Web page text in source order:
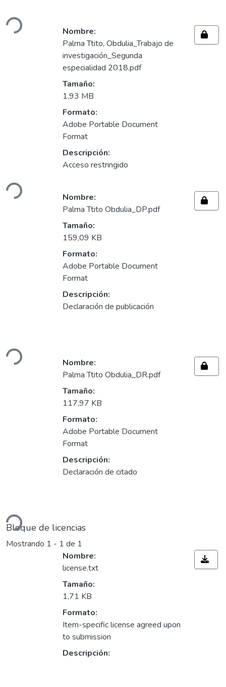
Cargando...
Cargando...
Nombre:
Palma Ttito, Obdulia_Trabajo de
investigación_Segunda
especialidad 2018.pdf
Tamaño:
1,93 MB
Formato:
Adobe Portable Document
Format
Descripción:
Acceso restringido
Cargando...
Nombre:
Palma Ttito Obdulia_DP.pdf
Tamaño:
159,09 KB
Formato:
Adobe Portable Document
Format
Descripción:
Declaración de publicación
Cargando...
Nombre:
Palma Ttito Obdulia_DR.pdf
Tamaño:
117,97 KB
Formato:
Adobe Portable Document
Format
Descripción:
Declaración de citado
Bloque de licencias
Mostrando 1 - 1 de 1
Nombre:
license.txt
Tamaño:
1,71 KB
Formato:
Item-specific license agreed upon
to submission
Descripción: